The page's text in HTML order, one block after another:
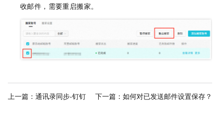
收邮件，需要重启搬家。
上一篇： 通讯录同步-钉钉 下一篇： 如何对已发送邮件设置保存？